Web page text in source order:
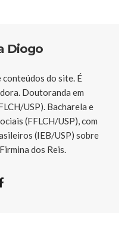
Diogo
do site. É
Doutoranda em
USP). Bacharela e
(FFLCH/USP), com
(IEB/USP) sobre
dos Reis.